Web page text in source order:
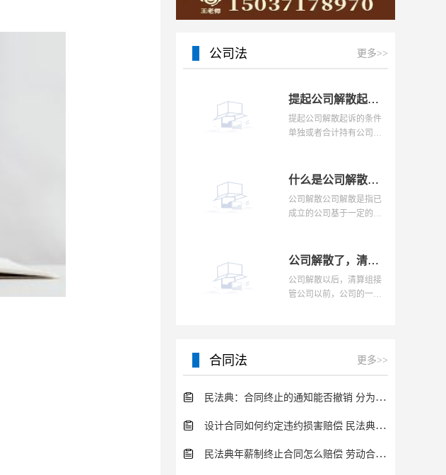
公司法 更多>>
提起公司解散起诉的条件是什么？公司的解散事由与清算办法是怎样的？
提起公司解散起诉的条件
单独或者合计持有公司全
一提起解散公司诉讼，人
什么是公司解散？股东申请解散公司有前置程序吗？条件有哪些？
公司解散公司解散是指已
成立的公司基于一定的合
有三大类：一类是一般解
公司解散了，清算组已进场，办理注销登记前有具体的清算流程是什么？
公司解散以后，清算组接
管公司以前，公司的一切
合同法 更多>>
民法典：合同终止的通知能否撤销 分为这几种情况
设计合同如何约定违约损害赔偿 民法典的规定分析
民法典年薪制终止合同怎么赔偿 劳动合同终止流程一览